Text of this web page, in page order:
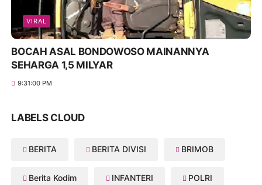
VIRAL
BOCAH ASAL BONDOWOSO MAINANNYA
SEHARGA 1,5 MILYAR
9:31:00 PM
LABELS CLOUD
BERITA BERITA DIVISI BRIMOB
Berita Kodim INFANTERI POLRI